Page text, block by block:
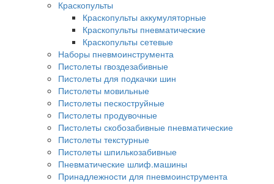
Краскопульты
Краскопульты аккумуляторные
Краскопульты пневматические
Краскопульты сетевые
Наборы пневмоинструмента
Пистолеты гвоздезабивные
Пистолеты для подкачки шин
Пистолеты мовильные
Пистолеты пескоструйные
Пистолеты продувочные
Пистолеты скобозабивные пневматические
Пистолеты текстурные
Пистолеты шпилькозабивные
Пневматические шлиф.машины
Принадлежности для пневмоинструмента